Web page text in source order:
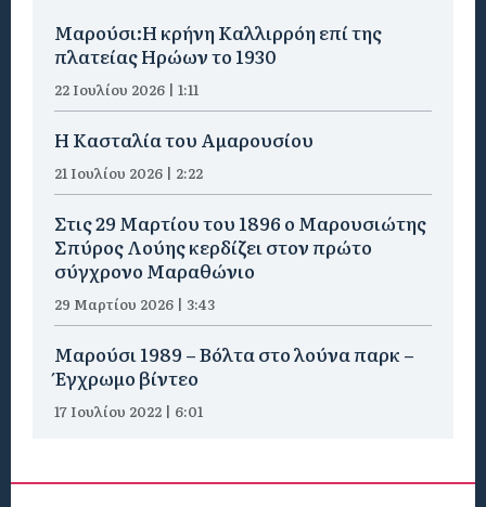
Μαρούσι:Η κρήνη Καλλιρρόη επί της
πλατείας Ηρώων το 1930
22 Ιουλίου 2026 | 1:11
Η Κασταλία του Αμαρουσίου
21 Ιουλίου 2026 | 2:22
Στις 29 Μαρτίου του 1896 ο Μαρουσιώτης
Σπύρος Λούης κερδίζει στον πρώτο
σύγχρονο Μαραθώνιο
29 Μαρτίου 2026 | 3:43
Μαρούσι 1989 – Βόλτα στο λούνα παρκ –
Έγχρωμο βίντεο
17 Ιουλίου 2022 | 6:01